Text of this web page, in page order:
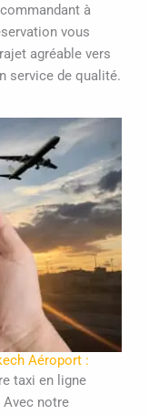
à
vous
agréable vers
service de qualité.
Aéroport :
taxi en ligne
notre